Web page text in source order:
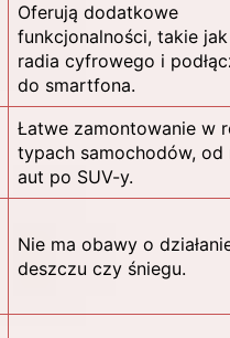
Oferują dodatkowe
funkcjonalności, takie
radia cyfrowego i
do smartfona.
Łatwe zamontowanie w
typach samochodów, od
aut po SUV-y.
Nie ma obawy o
deszczu czy śniegu.